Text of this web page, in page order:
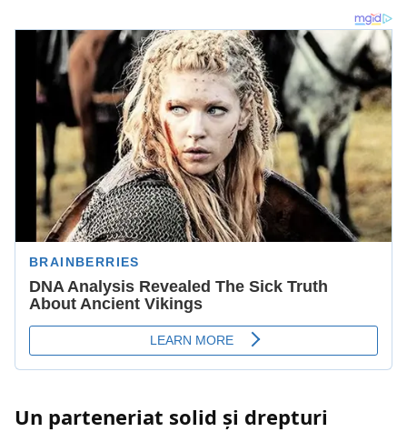
Un parteneriat solid și drepturi